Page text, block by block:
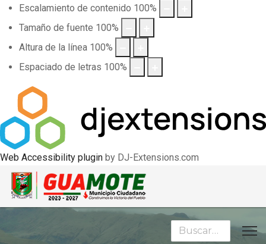
Escalamiento de contenido 100%
Tamaño de fuente 100%
Altura de la línea 100%
Espaciado de letras 100%
Web Accessibility plugin by DJ-Extensions.com
Buscar